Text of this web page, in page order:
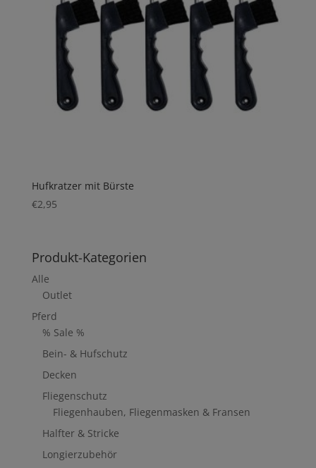
Hufkratzer mit Bürste
€2,95
Produkt-Kategorien
Alle
Outlet
Pferd
% Sale %
Bein- & Hufschutz
Decken
Fliegenschutz
Fliegenhauben, Fliegenmasken & Fransen
Halfter & Stricke
Longierzubehör